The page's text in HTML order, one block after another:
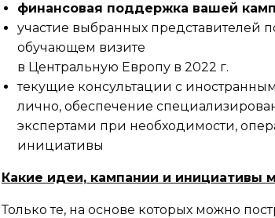
финансовая поддержка вашей
участие выбранных представителей
обучающем визите
в Центральную Европу в 2022 г.
текущие консультации с
лично, обеспечение
экспертами при необходимости,
инициативы
Какие идеи, кампании и инициативы
Только те, на основе которых можно